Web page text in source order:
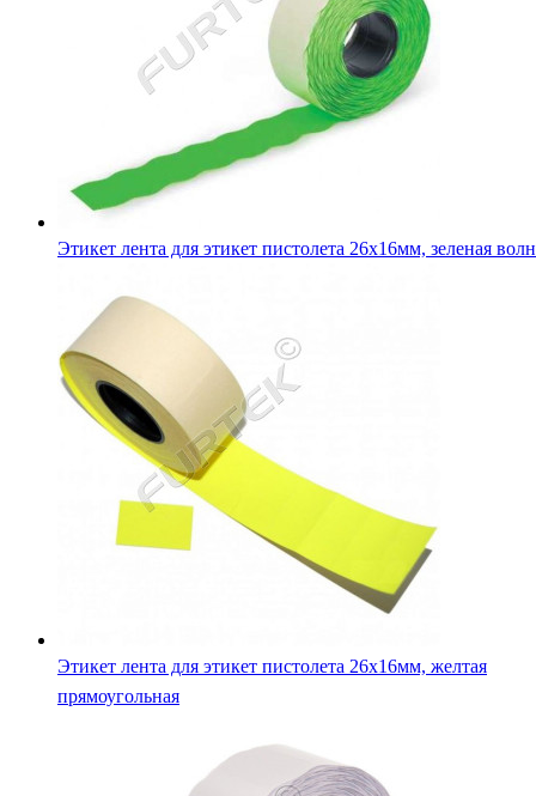
Этикет лента для этикет пистолета 26х16мм, зеленая
Этикет лента для этикет пистолета 26х16мм, желтая
прямоугольная